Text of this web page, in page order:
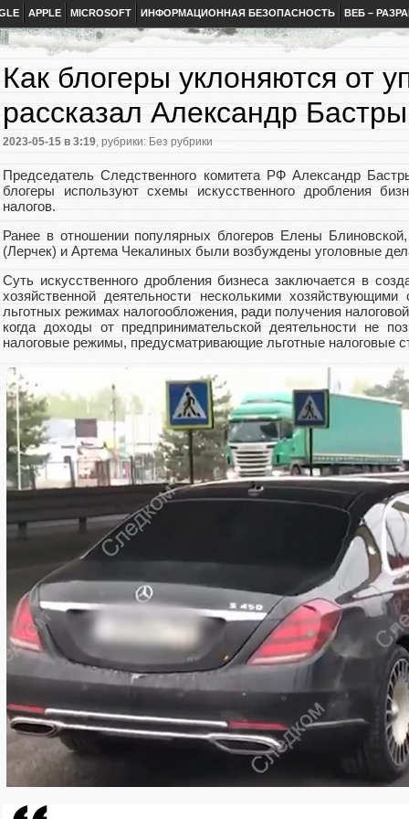
APPLE MICROSOFT ИНФОРМАЦИОННАЯ БЕЗОПАСНОСТЬ ВЕБ –
Как блогеры уклоняются от
рассказал Александр
2023-05-15 в 3:19, рубрики: Без рубрики
Председатель Следственного комитета РФ Александр
блогеры используют схемы искусственного дробления
налогов.
Ранее в отношении популярных блогеров Елены
(Лерчек) и Артема Чекалиных были возбуждены уголовные
Суть искусственного дробления бизнеса заключается в
хозяйственной деятельности несколькими
льготных режимах налогообложения, ради получения
когда доходы от предпринимательской деятельности не
налоговые режимы, предусматривающие льготные налоговые